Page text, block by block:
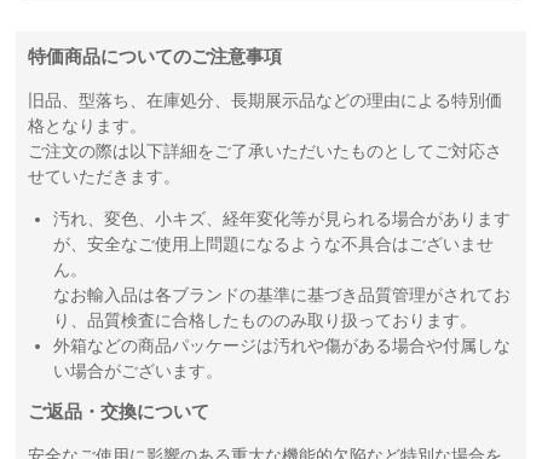
特価商品についてのご注意事項
旧品、型落ち、在庫処分、長期展示品などの理由による特別価
格となります。
ご注文の際は以下詳細をご了承いただいたものとしてご対応さ
せていただきます。
汚れ、変色、小キズ、経年変化等が見られる場合があります
が、安全なご使用上問題になるような不具合はございませ
ん。
なお輸入品は各ブランドの基準に基づき品質管理がされてお
り、品質検査に合格したもののみ取り扱っております。
外箱などの商品パッケージは汚れや傷がある場合や付属しな
い場合がございます。
ご返品・交換について
安全なご使用に影響のある重大な機能的欠陥など特別な場合を